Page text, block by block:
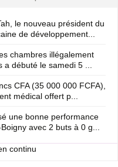
le nouveau président du
de développement...
chambres illégalement
a débuté le samedi 5 ...
CFA (35 000 000 FCFA),
médical offert p...
une bonne performance
avec 2 buts à 0 g...
continu